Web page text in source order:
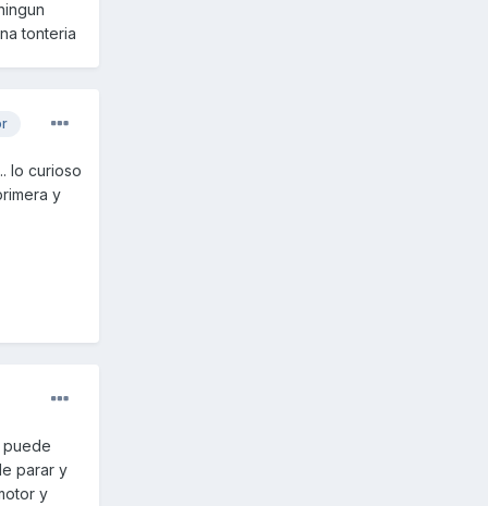
tonteria
lo curioso
y
puede
parar y
y